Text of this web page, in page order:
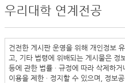
우리대학 연계전공
건전한 게시판 운영을 위해 개인정보
고, 기타 법령에 위배되는 게시물은 정
등에 관한 법률 ∙ 규정에 따라 삭제하
이용을 제한 ∙ 정지할 수 있으며, 정보